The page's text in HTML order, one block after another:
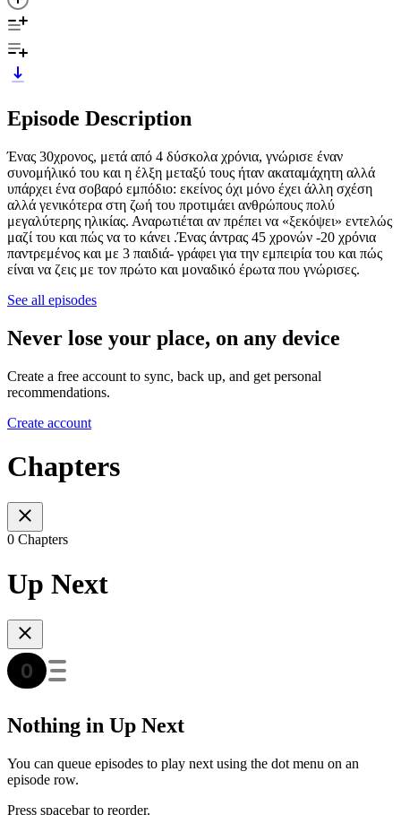
Episode Description
Ένας 30χρονος, μετά από 4 δύσκολα χρόνια, γνώρισε έναν
συνομήλικό του και η έλξη μεταξύ τους ήταν ακαταμάχητη αλλά
υπάρχει ένα σοβαρό εμπόδιο: εκείνος όχι μόνο έχει άλλη σχέση
αλλά γενικότερα στη ζωή του προτιμάει ανθρώπους πολύ
μεγαλύτερης ηλικίας. Αναρωτιέται αν πρέπει να «ξεκόψει» εντελώς
μαζί του και πώς να το κάνει .Ένας άντρας 45 χρονών -20 χρόνια
παντρεμένος και με 3 παιδιά- γράφει για την εμπειρία του και πώς
είναι να ζεις με τον πρώτο και μοναδικό έρωτα που γνώρισες.
See all episodes
Never lose your place, on any device
Create a free account to sync, back up, and get personal
recommendations.
Create account
Chapters
0 Chapters
Up Next
Nothing in Up Next
You can queue episodes to play next using the dot menu on an
episode row.
Press spacebar to reorder.